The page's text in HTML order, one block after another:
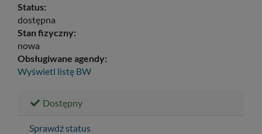
Status:
dostępna
Stan fizyczny:
nowa
Obsługiwane agendy:
Wyświetl listę BW
Dostępny
Sprawdź status